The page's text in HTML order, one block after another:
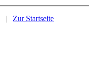
| Zur Startseite